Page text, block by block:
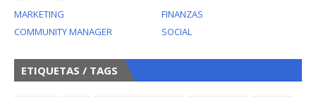
MARKETING
FINANZAS
COMMUNITY MANAGER
SOCIAL
ETIQUETAS / TAGS